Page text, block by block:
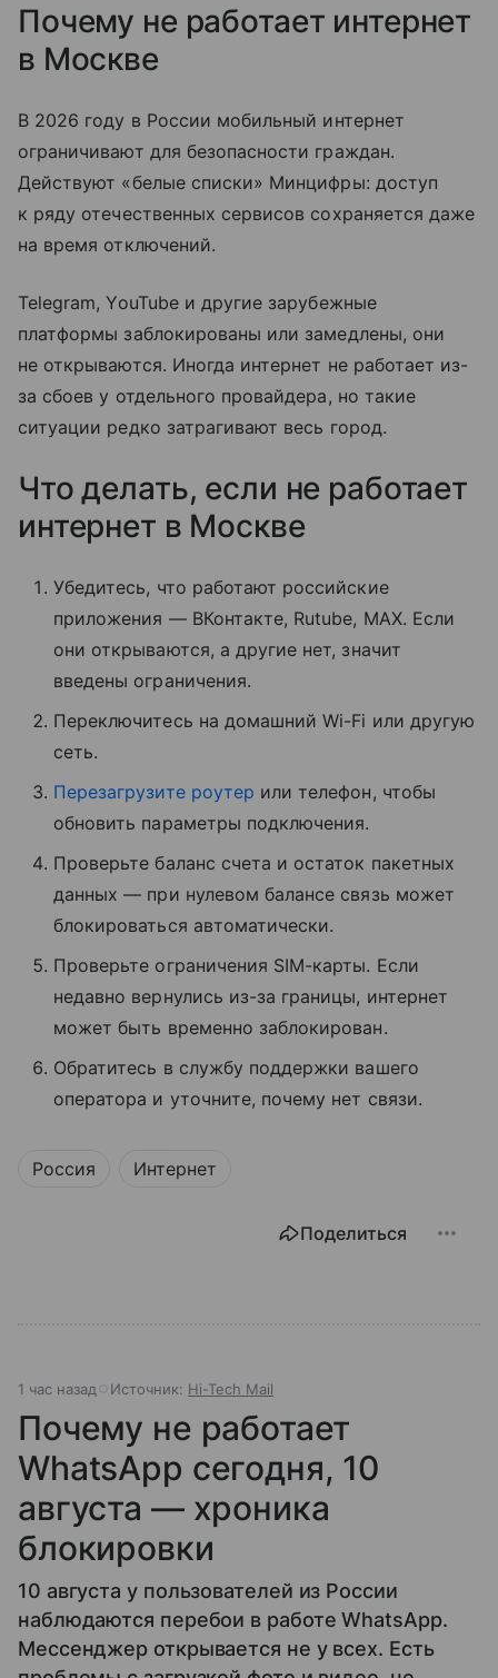
Почему не работает интернет
в Москве
В 2026 году в России мобильный интернет
ограничивают для безопасности граждан.
Действуют «белые списки» Минцифры: доступ
к ряду отечественных сервисов сохраняется даже
на время отключений.
Telegram, YouTube и другие зарубежные
платформы заблокированы или замедлены, они
не открываются. Иногда интернет не работает из-
за сбоев у отдельного провайдера, но такие
ситуации редко затрагивают весь город.
Что делать, если не работает
интернет в Москве
Убедитесь, что работают российские
приложения — ВКонтакте, Rutube, MAX. Если
они открываются, а другие нет, значит
введены ограничения.
Переключитесь на домашний Wi-Fi или другую
сеть.
Перезагрузите роутер или телефон, чтобы
обновить параметры подключения.
Проверьте баланс счета и остаток пакетных
данных — при нулевом балансе связь может
блокироваться автоматически.
Проверьте ограничения SIM-карты. Если
недавно вернулись из-за границы, интернет
может быть временно заблокирован.
Обратитесь в службу поддержки вашего
оператора и уточните, почему нет связи.
Россия Интернет
Поделиться
1 час назад Источник: Hi-Tech Mail
Почему не работает
WhatsApp сегодня, 10
августа — хроника
блокировки
10 августа у пользователей из России
наблюдаются перебои в работе WhatsApp.
Мессенджер открывается не у всех. Есть